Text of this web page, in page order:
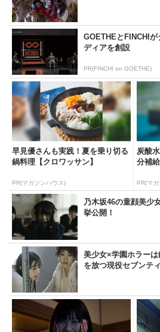
GOETHEとFINCHIが
ディアを創設
PR(FINCHI on GOETHE)
早見優さんも実践！夏を乗り切る
鍋料理【クロワッサン】
PR(マガジンハウス)
炭酸
分補
PR(マ
乃木坂46の童顔美少
挙公開！
美少女×学園ホラー
を放つ現役セブンテ